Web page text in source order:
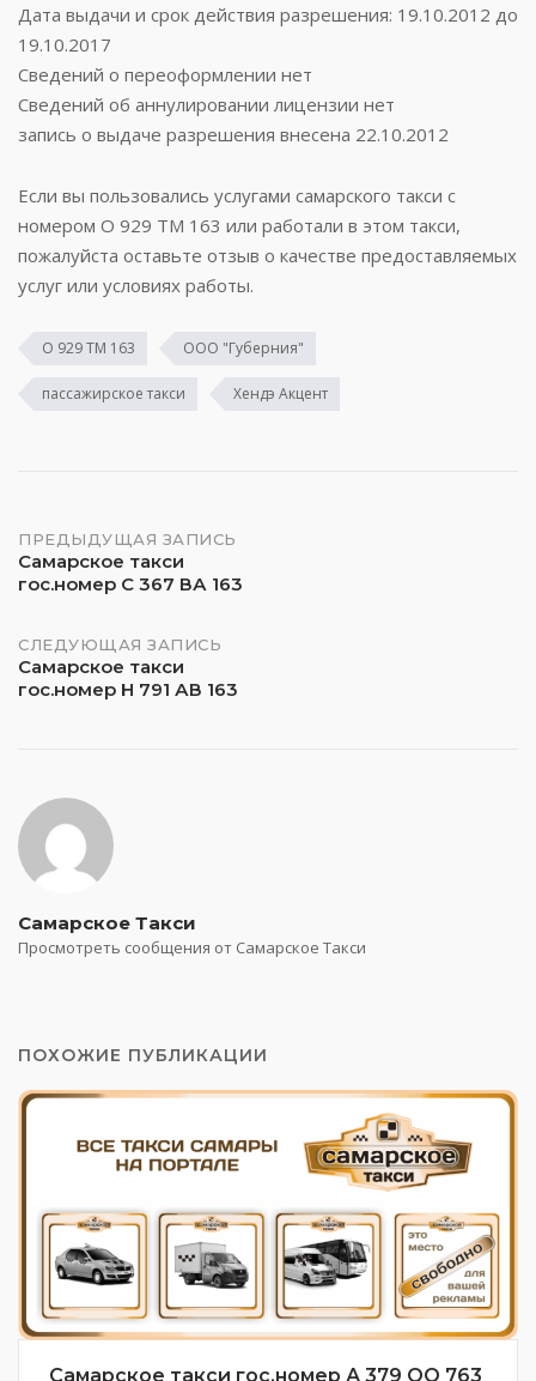
Дата выдачи и срок действия разрешения: 19.10.2012 до
19.10.2017
Сведений о переоформлении нет
Сведений об аннулировании лицензии нет
запись о выдаче разрешения внесена 22.10.2012
Если вы пользовались услугами самарского такси с
номером О 929 ТМ 163 или работали в этом такси,
пожалуйста оставьте отзыв о качестве предоставляемых
услуг или условиях работы.
О 929 ТМ 163 ООО "Губерния"
пассажирское такси Хендэ Акцент
Навигация
по
записям
ПРЕДЫДУЩАЯ ЗАПИСЬ
Самарское такси
гос.номер С 367 ВА 163
СЛЕДУЮЩАЯ ЗАПИСЬ
Самарское такси
гос.номер Н 791 АВ 163
Самарское Такси
Просмотреть сообщения от Самарское Такси
ПОХОЖИЕ ПУБЛИКАЦИИ
Самарское такси гос.номер А 379 ОО 763